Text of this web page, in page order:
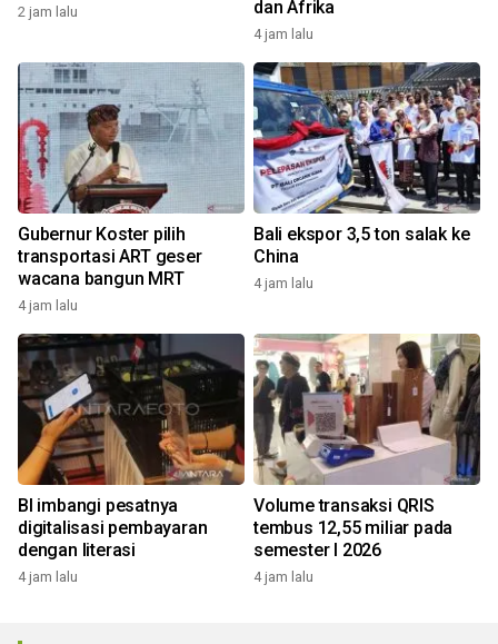
2 jam lalu
dan Afrika
4 jam lalu
Gubernur Koster pilih
transportasi ART geser
wacana bangun MRT
4 jam lalu
Bali ekspor 3,5 ton salak ke
China
4 jam lalu
BI imbangi pesatnya
digitalisasi pembayaran
dengan literasi
4 jam lalu
Volume transaksi QRIS
tembus 12,55 miliar pada
semester I 2026
4 jam lalu